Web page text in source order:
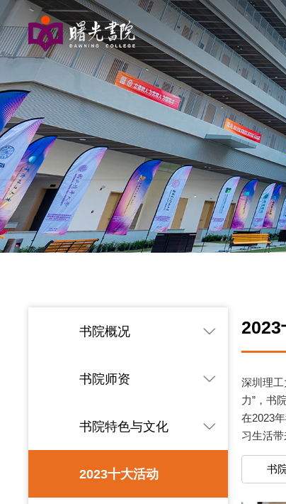
书院概况
书院师资
书院特色与文化
2023十大活动
2023
深圳理
力”，书
在2023
习生活
书